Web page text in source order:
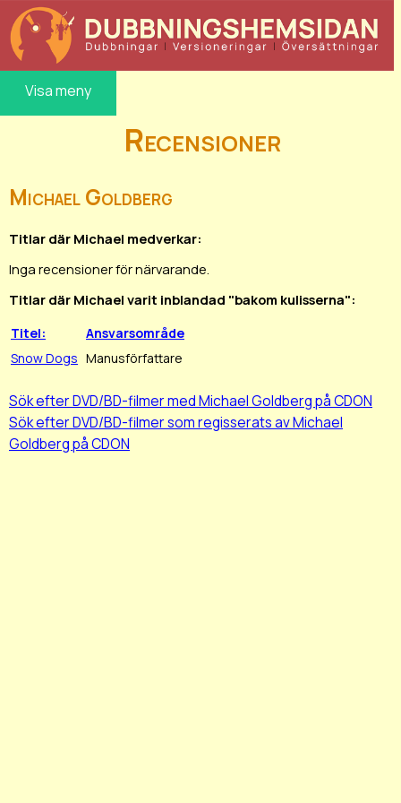
Visa meny
Recensioner
Michael Goldberg
Titlar där Michael medverkar:
Inga recensioner för närvarande.
Titlar där Michael varit inblandad "bakom kulisserna":
Titel:
Ansvarsområde
Snow Dogs Manusförfattare
Sök efter DVD/BD-filmer med Michael Goldberg på CDON
Sök efter DVD/BD-filmer som regisserats av Michael
Goldberg på CDON